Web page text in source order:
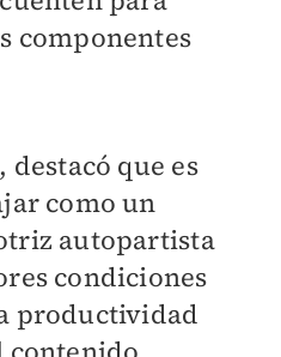
componentes
destacó que es
como un
autopartista
condiciones
productividad